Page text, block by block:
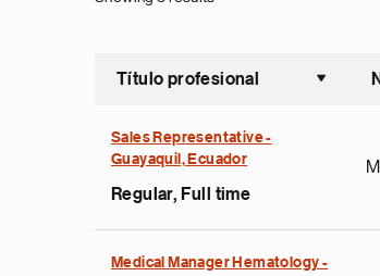
Título profesional
Sales Representative -
Guayaquil, Ecuador
Regular, Full time
Medical Manager Hematology -